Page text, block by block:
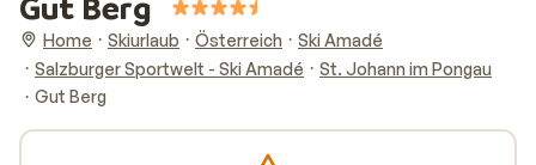
Home Skiurlaub Österreich
Ski Amadé
Salzburger Sportwelt - Ski Amadé
St. Johann im Pongau
Gut Berg